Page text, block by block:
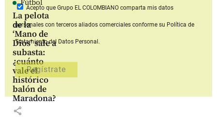
Fútbol
La pelota
de la
‘Mano de
Dios’ sale a
subasta:
¿cuánto
vale el
histórico
balón de
Maradona?
share
Acepto que Grupo EL COLOMBIANOcomparta mis datos
personales con terceros aliados comerciales conforme su Política de
Tratamiento del Datos Personal.